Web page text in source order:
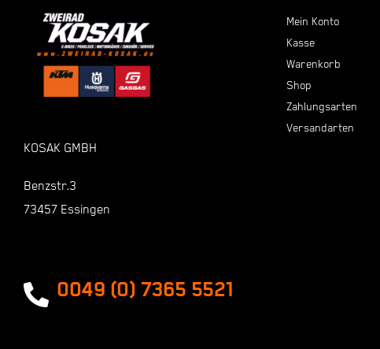
KOSAK GMBH
Benzstr.3
73457 Essingen
0049 (0) 7365 5521
Mein Konto
Kasse
Warenkorb
Shop
Zahlungsarten
Versandarten